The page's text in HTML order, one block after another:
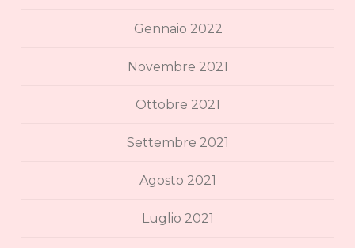
Gennaio 2022
Novembre 2021
Ottobre 2021
Settembre 2021
Agosto 2021
Luglio 2021